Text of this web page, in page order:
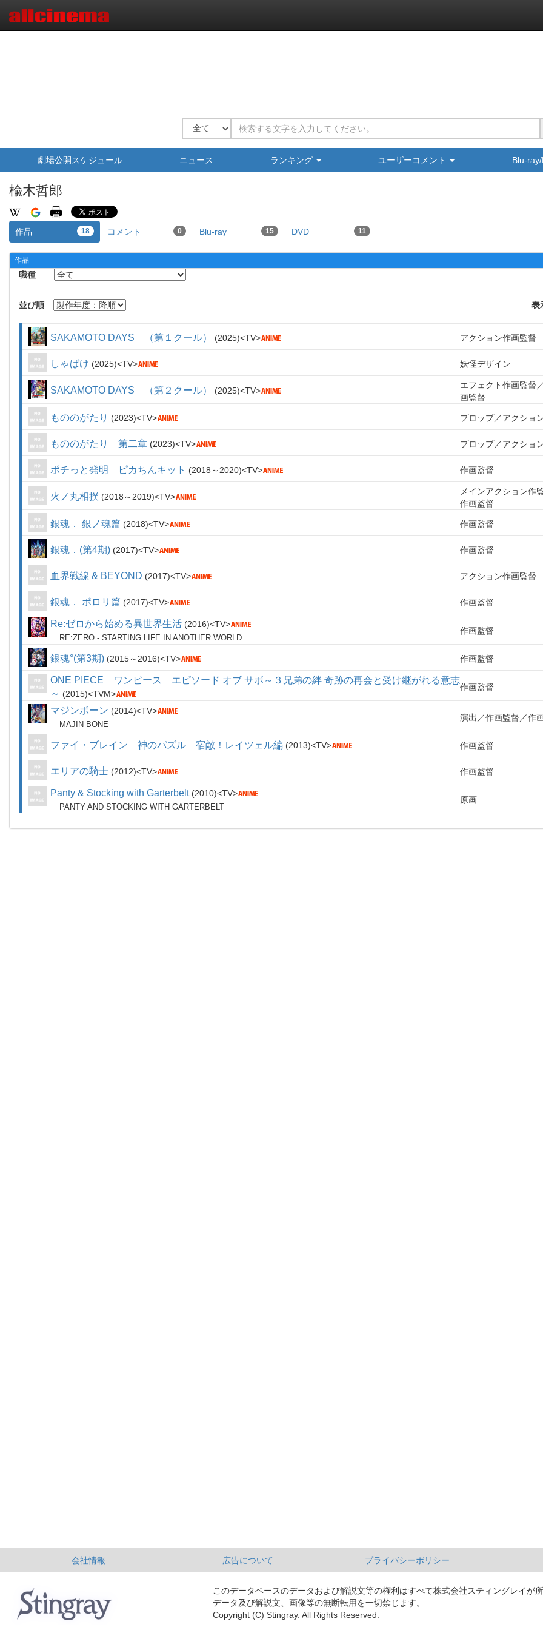
劇場公開スケジュール ニュース ランキング ユーザーコメント Blu-
楡木哲郎
作品 18 コメント 0 Blu-ray 15 DVD 11
作品
職種
並び順 表
SAKAMOTO DAYS （第１クール） 2025 TV アクション作画監督
しゃばけ 2025 TV 妖怪デザイン
SAKAMOTO DAYS （第２クール） 2025 TV
エフェクト作画監督
画監督
もののがたり 2023 TV プロップ／アクショ
もののがたり 第二章 2023 TV プロップ／アクショ
ポチっと発明 ピカちんキット 2018～2020 TV 作画監督
火ノ丸相撲 2018～2019 TV
メインアクション作
作画監督
銀魂． 銀ノ魂篇 2018 TV 作画監督
銀魂．(第4期) 2017 TV 作画監督
血界戦線 & BEYOND 2017 TV アクション作画監督
銀魂． ポロリ篇 2017 TV 作画監督
Re:ゼロから始める異世界生活 2016 TV
RE:ZERO - STARTING LIFE IN ANOTHER WORLD
作画監督
銀魂°(第3期) 2015～2016 TV 作画監督
ONE PIECE ワンピース エピソード オブ サボ～３兄弟の絆 奇跡の再会と受け継がれる意志
～
2015 TVM
作画監督
マジンボーン 2014 TV
MAJIN BONE
演出 作画監督 作
ファイ・ブレイン 神のパズル 宿敵！レイツェル編 2013 TV 作画監督
エリアの騎士 2012 TV 作画監督
Panty & Stocking with Garterbelt 2010 TV
PANTY AND STOCKING WITH GARTERBELT
原画
会社情報 広告について プライバシーポリシー
このデータベースのデータおよび解説文等の権利はすべて株式会社スティングレイが
データ及び解説文、画像等の無断転用を一切禁じます。
Copyright (C) Stingray. All Rights Reserved.